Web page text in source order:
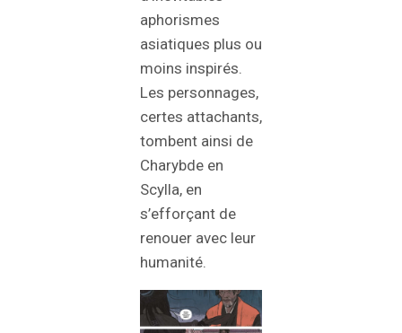
aphorismes
asiatiques plus ou
moins inspirés.
Les personnages,
certes attachants,
tombent ainsi de
Charybde en
Scylla, en
s’efforçant de
renouer avec leur
humanité.